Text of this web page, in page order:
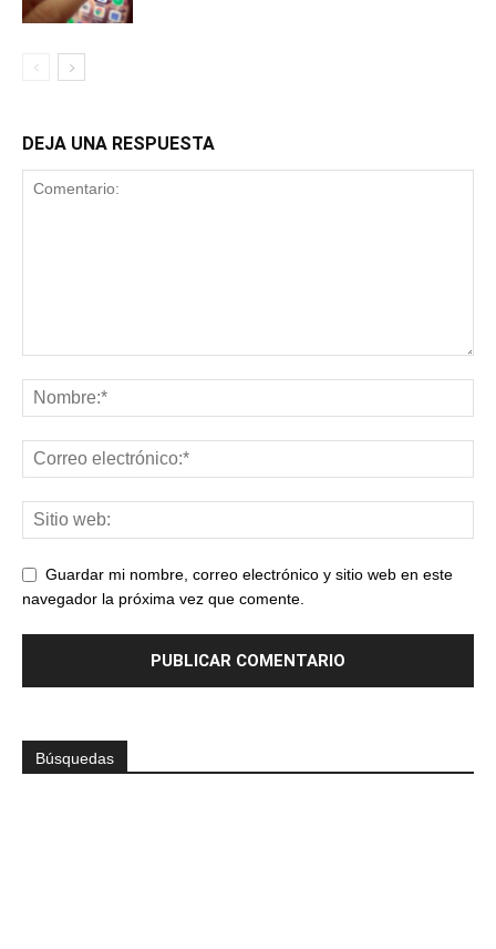
DEJA UNA RESPUESTA
Guardar mi nombre, correo electrónico y sitio web en este
navegador la próxima vez que comente.
Búsquedas